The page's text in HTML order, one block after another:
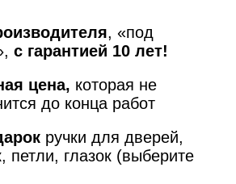
, «под
с гарантией 10 лет!
цена, которая не
до конца работ
ручки для дверей,
петли, глазок (выберите